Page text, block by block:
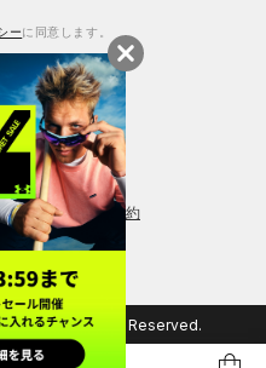
ーに同意します。
の表記 会員規約
All Rights Reserved.